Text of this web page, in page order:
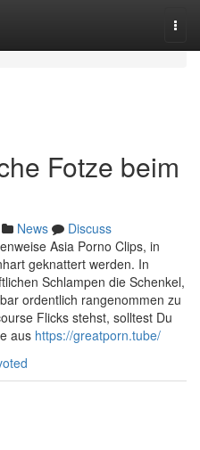
Fotze beim
News
Discuss
Asia Porno Clips, in
geknattert werden. In
Schlampen die Schenkel,
ordentlich rangenommen zu
Flicks stehst, solltest Du
aus https://greatporn.tube/